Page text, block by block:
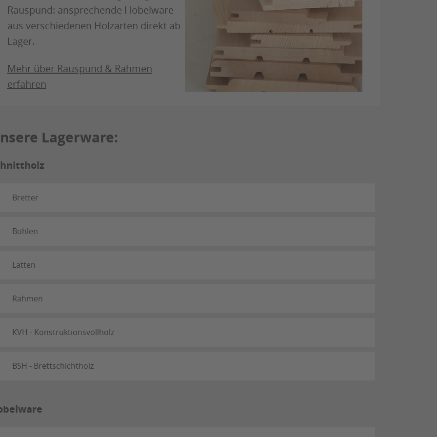
Rauspund: ansprechende Hobelware
aus verschiedenen Holzarten direkt ab
Lager.
Mehr über Rauspund & Rahmen
erfahren
Lagerware:
Bretter
Bohlen
Latten
Rahmen
KVH - Konstruktionsvollholz
BSH - Brettschichtholz